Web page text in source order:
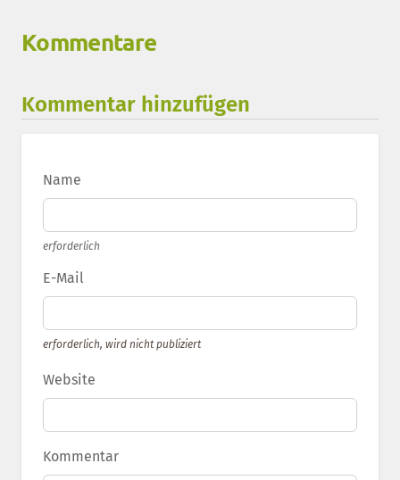
Kommentare
Kommentar hinzufügen
Name
erforderlich
E-Mail
erforderlich, wird nicht publiziert
Website
Kommentar